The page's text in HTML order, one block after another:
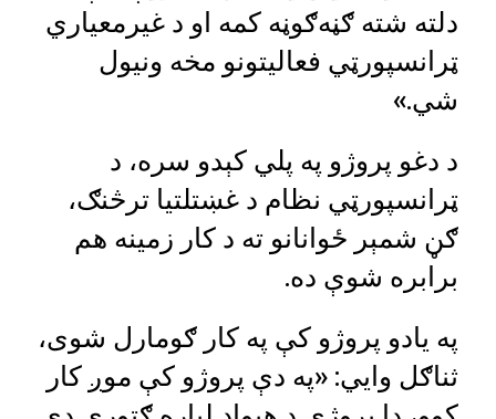
دلته شته ګڼه‌ګوڼه کمه او د غیرمعیاري
ټرانسپورټي فعالیتونو مخه ونیول
شي.»
د دغو پروژو په پلي کېدو سره، د
ټرانسپورټي نظام د غښتلتیا ترڅنګ،
ګڼ شمېر ځوانانو ته د کار زمینه هم
برابره شوې ده.
په یادو پروژو کې په کار ګومارل شوی،
ثناګل وایي: «په دې پروژو کې موږ کار